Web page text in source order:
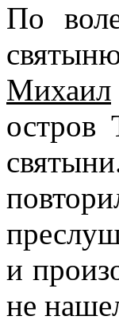
По
Михаил
остров
и
не